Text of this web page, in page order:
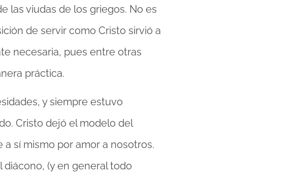
las viudas de los griegos. No es
de servir como Cristo sirvió a
necesaria, pues entre otras
práctica.
y siempre estuvo
Cristo dejó el modelo del
sí mismo por amor a nosotros.
(y en general todo